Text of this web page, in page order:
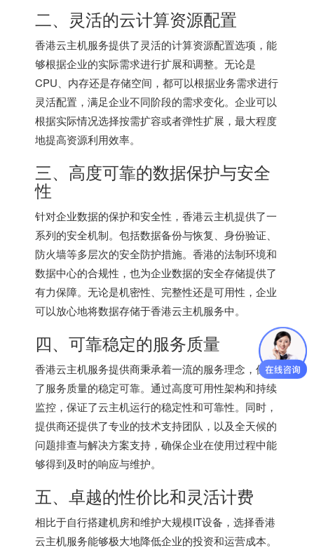
二、灵活的云计算资源配置
香港云主机服务提供了灵活的计算资源配置选项，能
够根据企业的实际需求进行扩展和调整。无论是
CPU、内存还是存储空间，都可以根据业务需求进行
灵活配置，满足企业不同阶段的需求变化。企业可以
根据实际情况选择按需扩容或者弹性扩展，最大程度
地提高资源利用效率。
三、高度可靠的数据保护与安全
性
针对企业数据的保护和安全性， 香港云主机提供了一
系列的安全机制。包括数据备份与恢复、身份验证、
防火墙等多层次的安全防护措施。香港的法制环境和
数据中心的合规性，也为企业数据的安全存储提供了
有力保障。无论是机密性、完整性还是可用性，企业
可以放心地将数据存储于香港云主机服务中。
四、可靠稳定的服务质量
香港云主机服务提供商秉承着一流的服务理念，保证
了服务质量的稳定可靠。通过高度可用性架构和持续
监控，保证了云主机运行的稳定性和可靠性。同时，
提供商还提供了专业的技术支持团队，以及全天候的
问题排查与解决方案支持，确保企业在使用过程中能
够得到及时的响应与维护。
五、卓越的性价比和灵活计费
相比于自行搭建机房和维护大规模IT设备，选择香港
云主机服务能够极大地降低企业的投资和运营成本。